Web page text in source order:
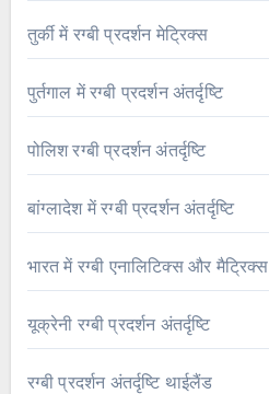
तुर्की में रग्बी प्रदर्शन मेट्रिक्स
पुर्तगाल में रग्बी प्रदर्शन अंतर्दृष्टि
पोलिश रग्बी प्रदर्शन अंतर्दृष्टि
बांग्लादेश में रग्बी प्रदर्शन अंतर्दृष्टि
भारत में रग्बी एनालिटिक्स और मैट्रिक्स
यूक्रेनी रग्बी प्रदर्शन अंतर्दृष्टि
रग्बी प्रदर्शन अंतर्दृष्टि थाईलैंड